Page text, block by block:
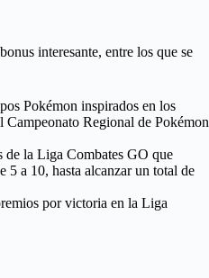
interesante, entre los que se
Pokémon inspirados en los
Campeonato Regional de Pokémon
de la Liga Combates GO que
5 a 10, hasta alcanzar un total de
por victoria en la Liga